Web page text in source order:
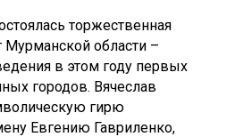
торжественная
Мурманской области –
в этом году первых
городов. Вячеслав
гирю
Евгению Гавриленко,